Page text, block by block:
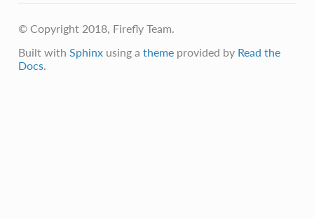
© Copyright 2018, Firefly Team.
Built with Sphinxusing a themeprovided by Read the
Docs.